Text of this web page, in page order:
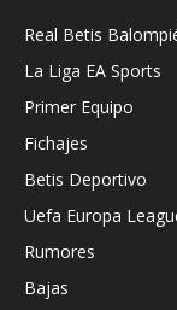
Real Betis
La Liga EA Sports
Primer Equipo
Fichajes
Betis Deportivo
Uefa Europa
Rumores
Bajas